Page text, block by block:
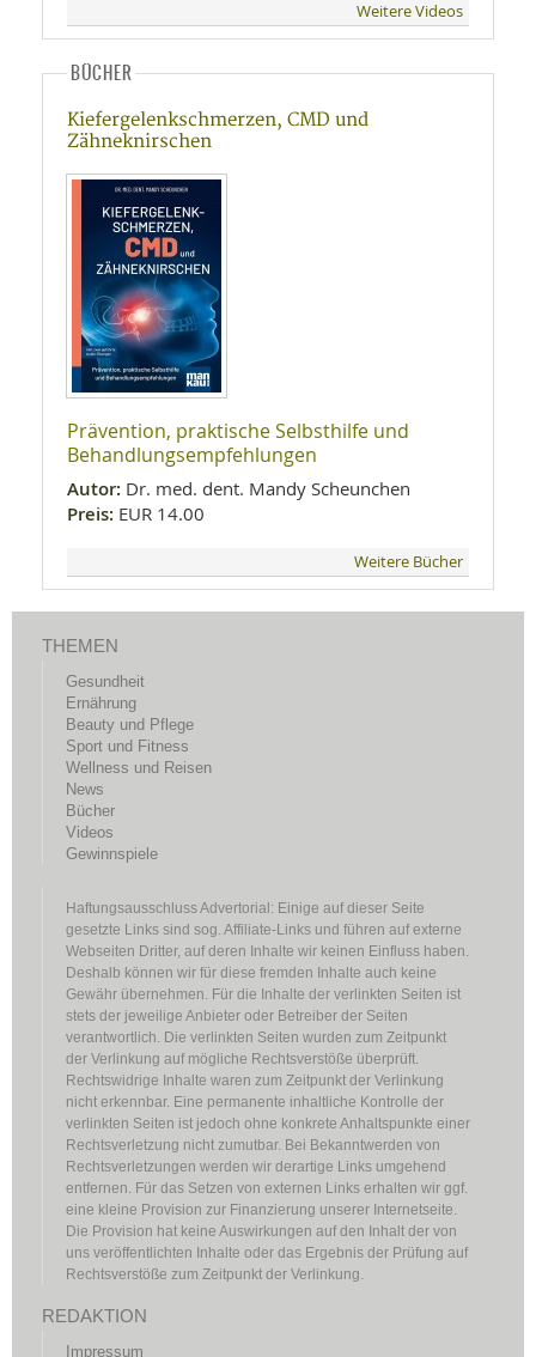
Weitere Videos
BÜCHER
Kiefergelenkschmerzen, CMD und
Zähneknirschen
Prävention, praktische Selbsthilfe und
Behandlungsempfehlungen
Autor: Dr. med. dent. Mandy Scheunchen
Preis: EUR 14.00
Weitere Bücher
THEMEN
Gesundheit
Ernährung
Beauty und Pflege
Sport und Fitness
Wellness und Reisen
News
Bücher
Videos
Gewinnspiele
Haftungsausschluss Advertorial: Einige auf dieser Seite
gesetzte Links sind sog. Affiliate-Links und führen auf externe
Webseiten Dritter, auf deren Inhalte wir keinen Einfluss haben.
Deshalb können wir für diese fremden Inhalte auch keine
Gewähr übernehmen. Für die Inhalte der verlinkten Seiten ist
stets der jeweilige Anbieter oder Betreiber der Seiten
verantwortlich. Die verlinkten Seiten wurden zum Zeitpunkt
der Verlinkung auf mögliche Rechtsverstöße überprüft.
Rechtswidrige Inhalte waren zum Zeitpunkt der Verlinkung
nicht erkennbar. Eine permanente inhaltliche Kontrolle der
verlinkten Seiten ist jedoch ohne konkrete Anhaltspunkte einer
Rechtsverletzung nicht zumutbar. Bei Bekanntwerden von
Rechtsverletzungen werden wir derartige Links umgehend
entfernen. Für das Setzen von externen Links erhalten wir ggf.
eine kleine Provision zur Finanzierung unserer Internetseite.
Die Provision hat keine Auswirkungen auf den Inhalt der von
uns veröffentlichten Inhalte oder das Ergebnis der Prüfung auf
Rechtsverstöße zum Zeitpunkt der Verlinkung.
REDAKTION
Impressum